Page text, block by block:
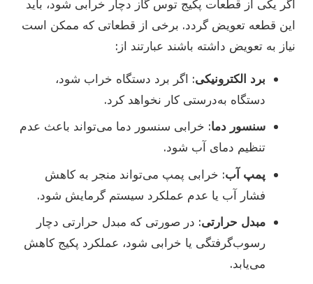
اگر یکی از قطعات پکیج توس گاز دچار خرابی شود، باید
این قطعه تعویض گردد. برخی از قطعاتی که ممکن است
نیاز به تعویض داشته باشند عبارتند از:
برد الکترونیکی: اگر برد دستگاه خراب شود،
دستگاه به‌درستی کار نخواهد کرد.
سنسور دما: خرابی سنسور دما می‌تواند باعث عدم
تنظیم دمای آب شود.
پمپ آب: خرابی پمپ می‌تواند منجر به کاهش
فشار آب یا عدم عملکرد سیستم گرمایش شود.
مبدل حرارتی: در صورتی که مبدل حرارتی دچار
رسوب‌گرفتگی یا خرابی شود، عملکرد پکیج کاهش
می‌یابد.